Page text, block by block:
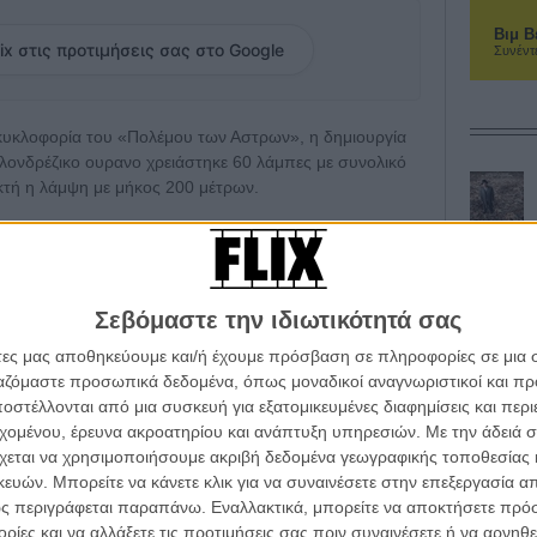
Σεβόμαστε την ιδιωτικότητά σας
μας αποθηκεύουμε και/ή έχουμε πρόσβαση σε πληροφορίες σε
προσωπικά δεδομένα, όπως μοναδικοί αναγνωριστικοί και
από μια συσκευή για εξατομικευμένες διαφημίσεις και
έρευνα ακροατηρίου και ανάπτυξη υπηρεσιών. Με την άδειά
να χρησιμοποιήσουμε ακριβή δεδομένα γεωγραφικής τοποθεσίας
Μπορείτε να κάνετε κλικ για να συναινέσετε στην επεξεργασία
περιγράφεται παραπάνω. Εναλλακτικά, μπορείτε να αποκτήσετε
και να αλλάξετε τις προτιμήσεις σας πριν συναινέσετε ή να
στις προτιμήσεις σας στο Google
του «Πολέμου των Αστρων», η δημιουργία
ουρανο χρειάστηκε 60 λάμπες με συνολικό
η λάμψη με μήκος 200 μέτρων.
τον C-3PO) δήλωσε: «Το Λονδίνο έχει παίξει
των Αστρων", οπότε δεν υπάρχει τίποτα πιο
εδώ για να φωτίσουμε τον ουρανό της πόλης και να
Ray του «Πολέμου των Αστρων» δεν ήταν απλά
λίγα ακόμη εκατομμύρια δολάρια στο λογαριασμό
ακόμη περισσότερους δυσαρεστημένους
«παραμύθι» να εκφυλίζεται μπροστά στη
των ταινιών και την αλλοίωση των αυθεντικών
Βιμ